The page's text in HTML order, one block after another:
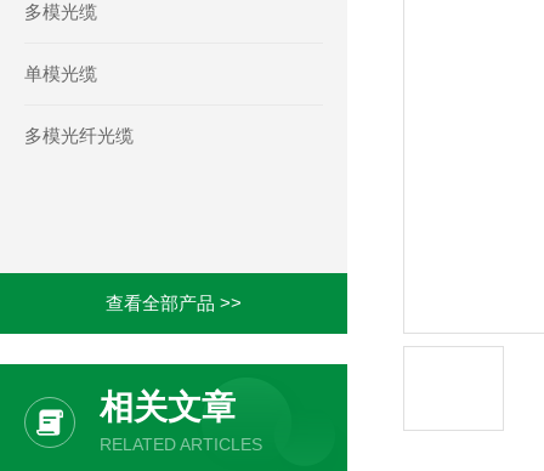
多模光缆
单模光缆
多模光纤光缆
查看全部产品 >>
相关文章
RELATED ARTICLES